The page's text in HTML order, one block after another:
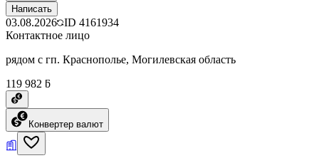
Написать
03.08.2026 ID 4161934
Контактное лицо
рядом с гп. Краснополье, Могилевская область
119 982 ƃ
Конвертер валют